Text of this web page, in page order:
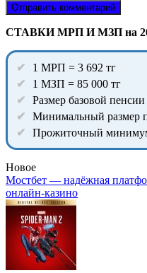
СТАВКИ МРП И МЗП на
1 МРП = 3 692 тг
1 МЗП = 85 000 тг
Размер базовой
Минимальный размер
Прожиточный
Новое
Мостбет — надёжная
онлайн-казино